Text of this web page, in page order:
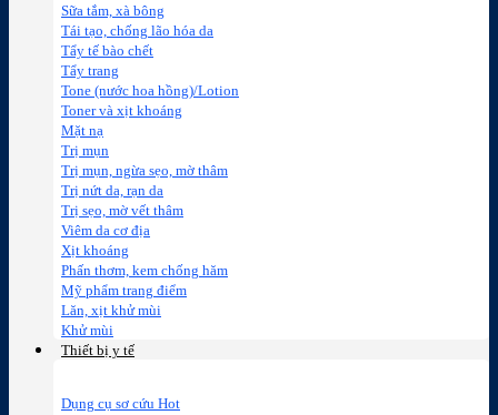
Sữa tắm, xà bông
Tái tạo, chống lão hóa da
Tẩy tế bào chết
Tẩy trang
Tone (nước hoa hồng)/Lotion
Toner và xịt khoáng
Mặt nạ
Trị mụn
Trị mụn, ngừa sẹo, mờ thâm
Trị nứt da, rạn da
Trị sẹo, mờ vết thâm
Viêm da cơ địa
Xịt khoáng
Phấn thơm, kem chống hăm
Mỹ phẩm trang điểm
Lăn, xịt khử mùi
Khử mùi
Thiết bị y tế
Dụng cụ sơ cứu